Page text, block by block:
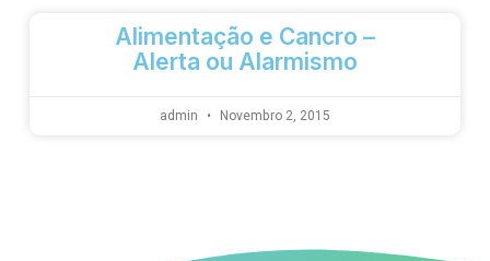
Alimentação e Cancro –
Alerta ou Alarmismo
admin Novembro 2, 2015